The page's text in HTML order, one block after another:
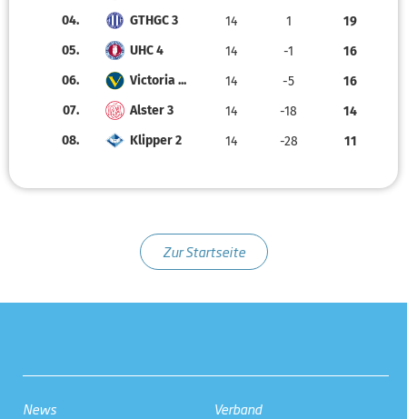
04.
GTHGC 3 14 1
19
05.
UHC 4 14 -1
16
06.
Victoria ... 14 -5
16
07.
Alster 3 14 -18
14
08.
Klipper 2 14 -28 11
Zur Startseite
News
Verband